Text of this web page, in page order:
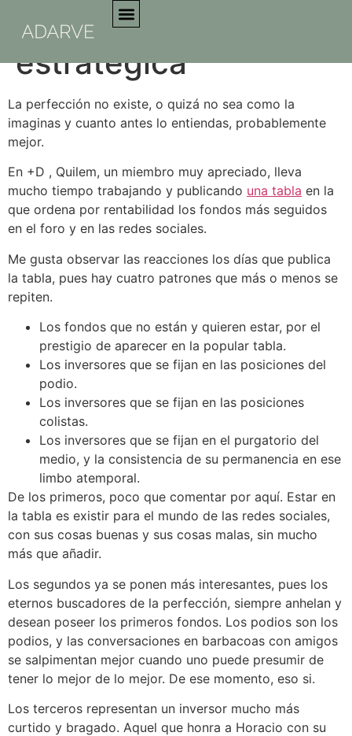
Mediocridad
estratégica
La perfección no existe, o quizá no sea como la
imaginas y cuanto antes lo entiendas, probablemente
mejor.
En +D , Quilem, un miembro muy apreciado, lleva
mucho tiempo trabajando y publicando una tabla en la
que ordena por rentabilidad los fondos más seguidos
en el foro y en las redes sociales.
Me gusta observar las reacciones los días que publica
la tabla, pues hay cuatro patrones que más o menos se
repiten.
Los fondos que no están y quieren estar, por el
prestigio de aparecer en la popular tabla.
Los inversores que se fijan en las posiciones del
podio.
Los inversores que se fijan en las posiciones
colistas.
Los inversores que se fijan en el purgatorio del
medio, y la consistencia de su permanencia en ese
limbo atemporal.
De los primeros, poco que comentar por aquí. Estar en
la tabla es existir para el mundo de las redes sociales,
con sus cosas buenas y sus cosas malas, sin mucho
más que añadir.
Los segundos ya se ponen más interesantes, pues los
eternos buscadores de la perfección, siempre anhelan y
desean poseer los primeros fondos. Los podios son los
podios, y las conversaciones en barbacoas con amigos
se salpimentan mejor cuando uno puede presumir de
tener lo mejor de lo mejor. De ese momento, eso si.
Los terceros representan un inversor mucho más
curtido y bragado. Aquel que honra a Horacio con su